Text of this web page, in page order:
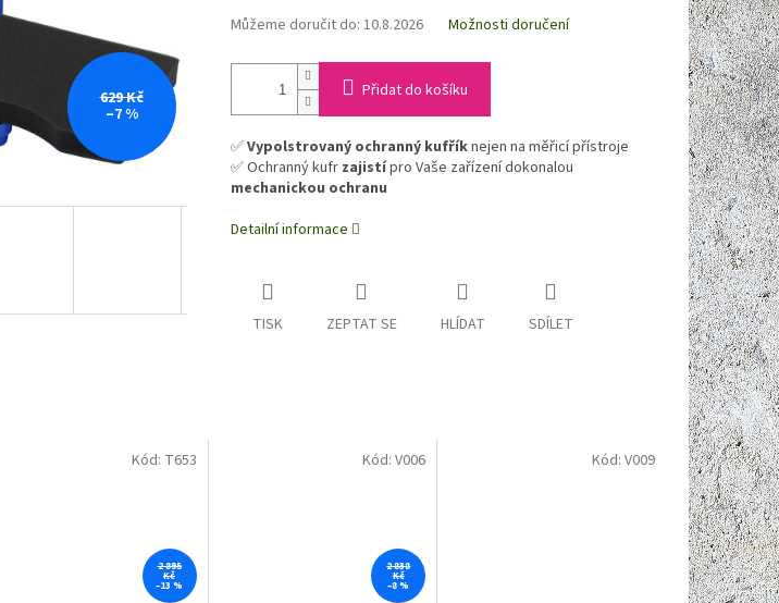
629 Kč
–7 %
Můžeme doručit do: 10.8.2026 Možnosti doručení
Přidat do košíku
✅Vypolstrovaný ochranný kufříknejen na měřicí přístroje
✅ Ochranný kufr zajistípro Vaše zařízení dokonalou
mechanickou ochranu
Detailní informace
TISK ZEPTAT SE HLÍDAT SDÍLET
2 895
Kč
–13 %
Kód: T653
2 838
Kč
–8 %
Kód:V006 Kód: V009